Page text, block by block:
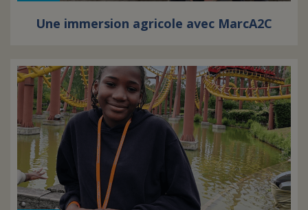
Une immersion agricole avec MarcA2C